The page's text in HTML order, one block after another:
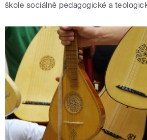
škole sociálně pedagogické a